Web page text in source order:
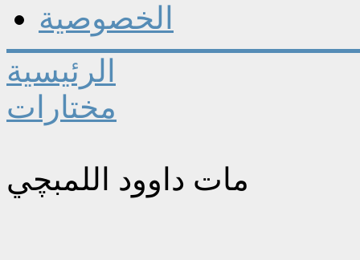
الخصوصية
الرئيسية
مختارات
مات داوود اللمبچي